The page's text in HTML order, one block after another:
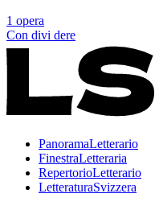
1 opera
Con divi dere
PanoramaLetterario
FinestraLetteraria
RepertorioLetterario
LetteraturaSvizzera